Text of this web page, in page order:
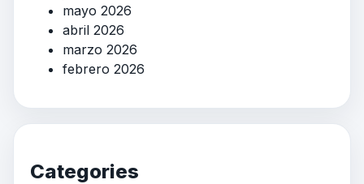
mayo 2026
abril 2026
marzo 2026
febrero 2026
Categories